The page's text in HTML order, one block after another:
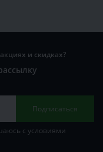
и скидках?
Подписаться
с условиями